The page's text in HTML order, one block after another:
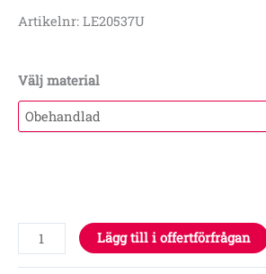
Artikelnr: LE20537U
Välj material
Lägg till i offertförfrågan